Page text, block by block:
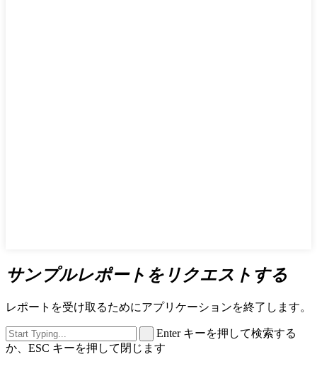
サンプルレポートをリクエストする
レポートを受け取るためにアプリケーションを終了します。
Enter キーを押して検索する
か、ESC キーを押して閉じます